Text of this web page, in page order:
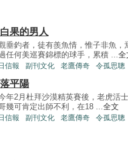
果的男人
垂釣者，徒有羨魚情，惟子非魚
任何美巡賽錦標的球手，累積 ...全
信報 副刊文化 老鷹傳奇 令孤思聰
平陽
年2月杜拜沙漠精英賽後，老虎活
幾可肯定出師不利，在18 ...全文
信報 副刊文化 老鷹傳奇 令孤思聰